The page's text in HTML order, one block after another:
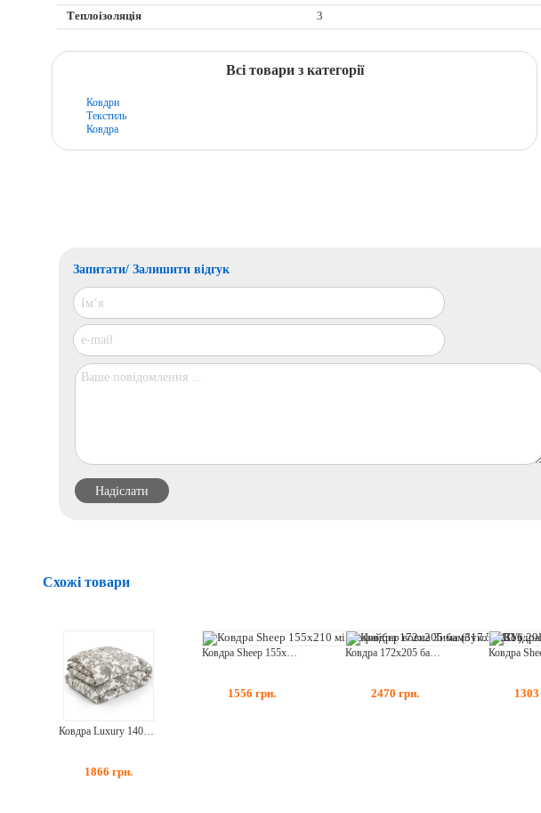
Теплоізоляція
3
Всі товари з категорії
Ковдри
Текстиль
Ковдра
Запитати/ Залишити відгук
Схожі товари
1866 грн.
1556 грн. 2470 грн. 1303